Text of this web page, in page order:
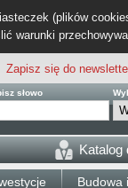
(plików
warunki
Zapisz się do
słowo
Katalog
Budowa